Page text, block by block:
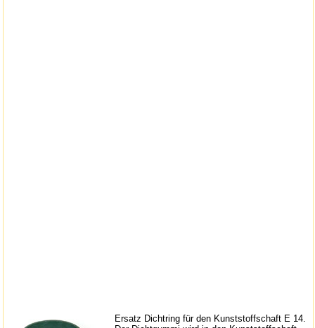
Ersatz Dichtring für den Kunststoffschaft E 14.